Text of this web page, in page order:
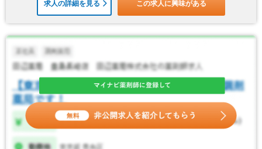
求人の詳細を見る この求人に興味がある